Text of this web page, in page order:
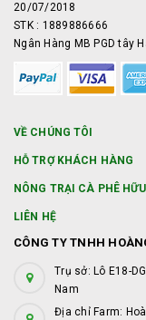
20/07/2018
STK : 1889886666
Ngân Hàng MB PGD tây
VỀ CHÚNG TÔI
HỖ TRỢ KHÁCH HÀNG
NÔNG TRẠI CÀ PHÊ
LIÊN HỆ
CÔNG TY TNHH
Trụ sở: Lô E18-
Nam
Địa chỉ Farm: